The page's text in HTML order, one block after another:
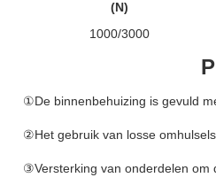
(N)
1000/3000
①De binnenbehuizing is gevuld
②Het gebruik van losse
③Versterking van onderdelen om